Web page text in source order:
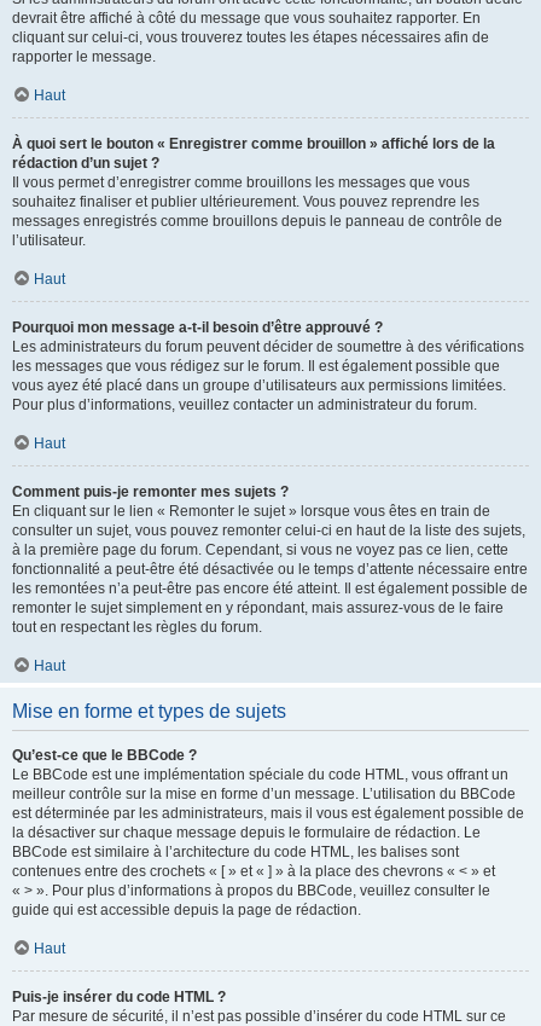
devrait être affiché à côté du message que vous souhaitez rapporter. En
cliquant sur celui-ci, vous trouverez toutes les étapes nécessaires afin de
rapporter le message.
Haut
À quoi sert le bouton « Enregistrer comme brouillon » affiché lors de la
rédaction d’un sujet ?
Il vous permet d’enregistrer comme brouillons les messages que vous
souhaitez finaliser et publier ultérieurement. Vous pouvez reprendre les
messages enregistrés comme brouillons depuis le panneau de contrôle de
l’utilisateur.
Haut
Pourquoi mon message a-t-il besoin d’être approuvé ?
Les administrateurs du forum peuvent décider de soumettre à des vérifications
les messages que vous rédigez sur le forum. Il est également possible que
vous ayez été placé dans un groupe d’utilisateurs aux permissions limitées.
Pour plus d’informations, veuillez contacter un administrateur du forum.
Haut
Comment puis-je remonter mes sujets ?
En cliquant sur le lien « Remonter le sujet » lorsque vous êtes en train de
consulter un sujet, vous pouvez remonter celui-ci en haut de la liste des sujets,
à la première page du forum. Cependant, si vous ne voyez pas ce lien, cette
fonctionnalité a peut-être été désactivée ou le temps d’attente nécessaire entre
les remontées n’a peut-être pas encore été atteint. Il est également possible de
remonter le sujet simplement en y répondant, mais assurez-vous de le faire
tout en respectant les règles du forum.
Haut
Mise en forme et types de sujets
Qu’est-ce que le BBCode ?
Le BBCode est une implémentation spéciale du code HTML, vous offrant un
meilleur contrôle sur la mise en forme d’un message. L’utilisation du BBCode
est déterminée par les administrateurs, mais il vous est également possible de
la désactiver sur chaque message depuis le formulaire de rédaction. Le
BBCode est similaire à l’architecture du code HTML, les balises sont
contenues entre des crochets « [ » et « ] » à la place des chevrons « < » et
« > ». Pour plus d’informations à propos du BBCode, veuillez consulter le
guide qui est accessible depuis la page de rédaction.
Haut
Puis-je insérer du code HTML ?
Par mesure de sécurité, il n’est pas possible d’insérer du code HTML sur ce